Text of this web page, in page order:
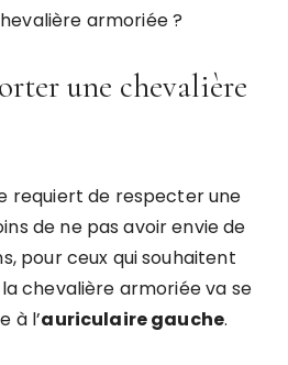
une chevalière
requiert de respecter une
de ne pas avoir envie de
pour ceux qui souhaitent
chevalière armoriée va se
à l’auriculaire gauche.